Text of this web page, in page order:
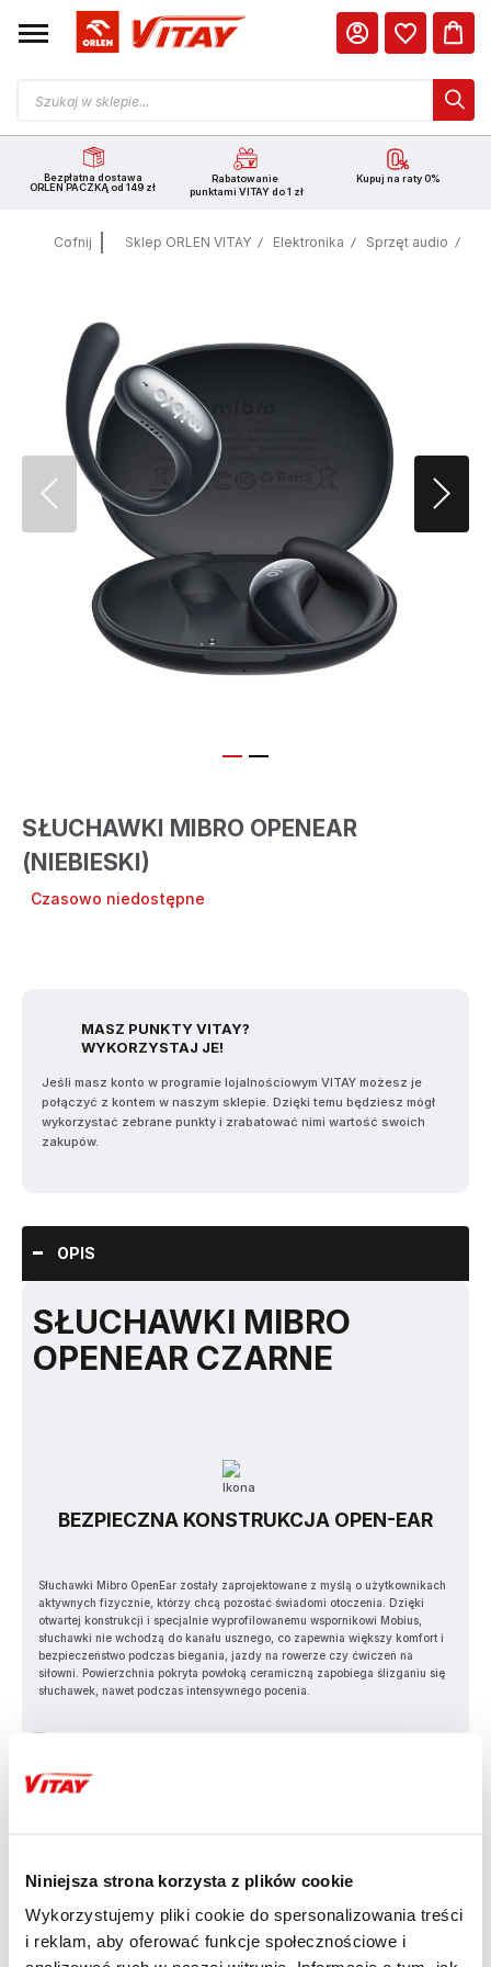
Niniejsza strona korzysta z plików cookie
Wykorzystujemy pliki cookie do spersonalizowania treści
i reklam, aby oferować funkcje społecznościowe i
Bezpłatna dostawa
ORLEN PACZKĄ od 149 zł
Rabatowanie
punktami VITAY do 1 zł
Kupuj na raty 0%
Cofnij Sklep ORLEN VITAY Elektronika Sprzęt audio
SŁUCHAWKI MIBRO OPENEAR
(NIEBIESKI)
Czasowo niedostępne
MASZ PUNKTY VITAY?
WYKORZYSTAJ JE!
Jeśli masz konto w programie lojalnościowym VITAY możesz je
połączyć z kontem w naszym sklepie. Dzięki temu będziesz mógł
wykorzystać zebrane punkty i zrabatować nimi wartość swoich
zakupów.
OPIS
SŁUCHAWKI MIBRO
OPENEAR CZARNE
BEZPIECZNA KONSTRUKCJA OPEN-EAR
Słuchawki Mibro OpenEar zostały zaprojektowane z myślą o użytkownikach
aktywnych fizycznie, którzy chcą pozostać świadomi otoczenia. Dzięki
otwartej konstrukcji i specjalnie wyprofilowanemu wspornikowi Mobius,
słuchawki nie wchodzą do kanału usznego, co zapewnia większy komfort i
bezpieczeństwo podczas biegania, jazdy na rowerze czy ćwiczeń na
siłowni. Powierzchnia pokryta powłoką ceramiczną zapobiega ślizganiu się
słuchawek, nawet podczas intensywnego pocenia.
DWUZAKRESOWE POŁĄCZENIE I
APLIKACJA MOBILNA